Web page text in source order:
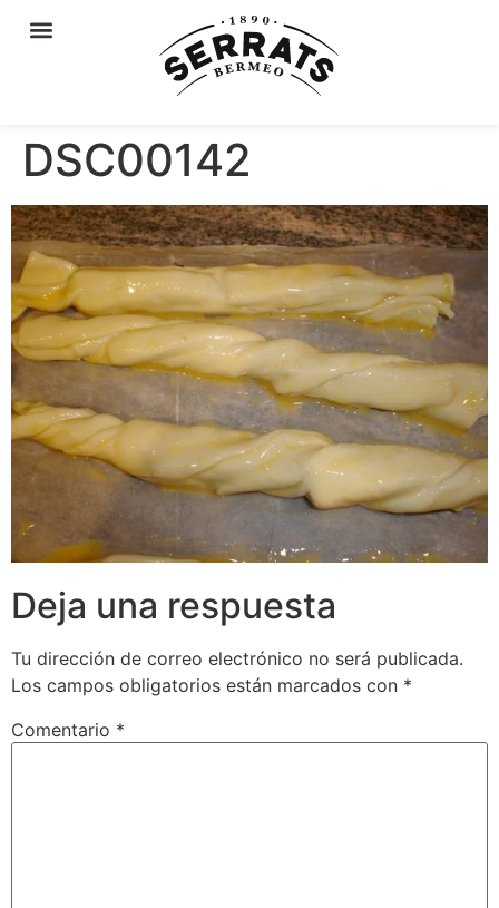
DSC00142
Deja una respuesta
Tu dirección de correo electrónico no será publicada.
Los campos obligatorios están marcados con *
Comentario *